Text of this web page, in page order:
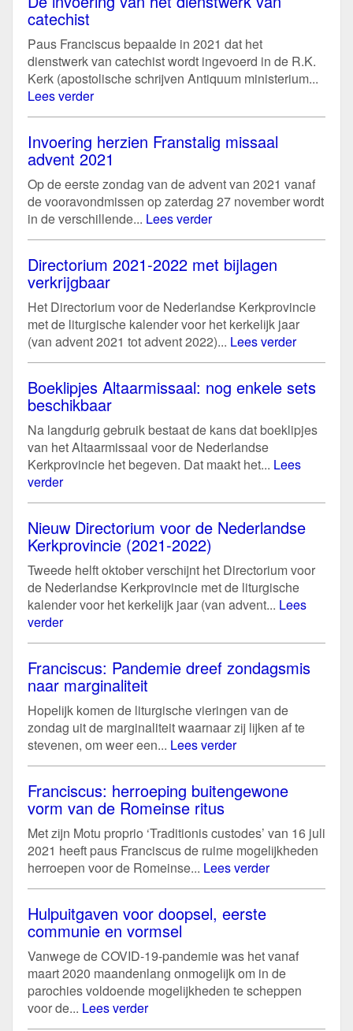
catechist
Paus Franciscus bepaalde in 2021 dat het
dienstwerk van catechist wordt ingevoerd in de R.K.
Kerk (apostolische schrijven Antiquum ministerium...
Lees verder
Invoering herzien Franstalig missaal
advent 2021
Op de eerste zondag van de advent van 2021 vanaf
de vooravondmissen op zaterdag 27 november wordt
in de verschillende... Lees verder
Directorium 2021-2022 met bijlagen
verkrijgbaar
Het Directorium voor de Nederlandse Kerkprovincie
met de liturgische kalender voor het kerkelijk jaar
(van advent 2021 tot advent 2022)... Lees verder
Boeklipjes Altaarmissaal: nog enkele sets
beschikbaar
Na langdurig gebruik bestaat de kans dat boeklipjes
van het Altaarmissaal voor de Nederlandse
Kerkprovincie het begeven. Dat maakt het... Lees
verder
Nieuw Directorium voor de Nederlandse
Kerkprovincie (2021-2022)
Tweede helft oktober verschijnt het Directorium voor
de Nederlandse Kerkprovincie met de liturgische
kalender voor het kerkelijk jaar (van advent... Lees
verder
Franciscus: Pandemie dreef zondagsmis
naar marginaliteit
Hopelijk komen de liturgische vieringen van de
zondag uit de marginaliteit waarnaar zij lijken af te
stevenen, om weer een... Lees verder
Franciscus: herroeping buitengewone
vorm van de Romeinse ritus
Met zijn Motu proprio ‘Traditionis custodes’ van 16 juli
2021 heeft paus Franciscus de ruime mogelijkheden
herroepen voor de Romeinse... Lees verder
Hulpuitgaven voor doopsel, eerste
communie en vormsel
Vanwege de COVID-19-pandemie was het vanaf
maart 2020 maandenlang onmogelijk om in de
parochies voldoende mogelijkheden te scheppen
voor de... Lees verder